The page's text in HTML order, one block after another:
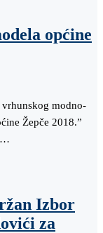
općine
modno-
Žepče 2018.”
…
Izbor
za